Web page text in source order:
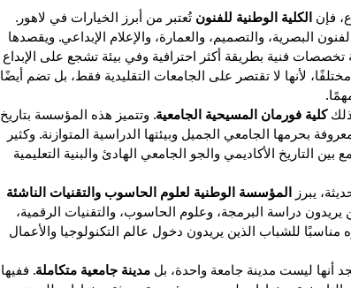
فإن الكلية الوطنية للفنون تُعتبر من أبرز الخيارات في لاهور.
البصرية، والتصميم، والعمارة، والإعلام الإبداعي. ويقصدها
فنية بطريقة أكثر احترافية وفي بيئة تشجع على الإبداع
مختلفًا، لأنها لا تقتصر على الجامعات التقليدية فقط، بل تضم أيضًا
كلية فورمان المسيحية الجامعية. وتتميز هذه المؤسسة بتاريخ
بحرمها الجامعي الجميل وبيئتها الدراسية المتوازنة. وكثير
التاريخ الأكاديمي والجو الجامعي الهادئ والبنية التعليمية
يبرز
المؤسسة الوطنية لعلوم الحاسوب والتقنيات الناشئة
يريدون دراسة البرمجة، وعلوم الحاسوب، والتقنيات الرقمية،
مناسبًا للشباب الذين يريدون دخول عالم التكنولوجيا والأعمال
أنها ليست مدينة جامعة واحدة، بل مدينة جامعية متكاملة. ففيها